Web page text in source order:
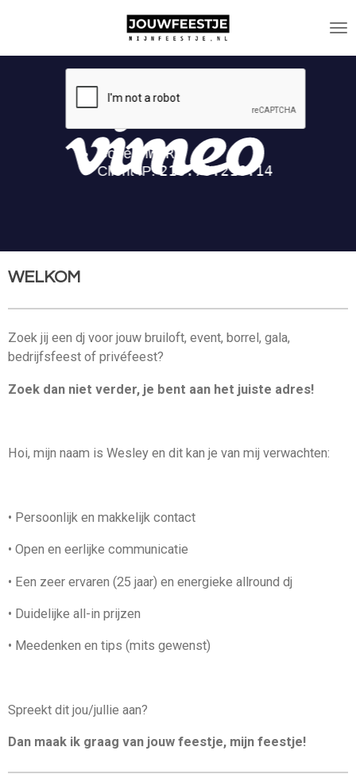
naar
WELKOM
Zoek jij een dj voor jouw bruiloft, event, borrel, gala,
bedrijfsfeest of privéfeest?
Zoek dan niet verder, je bent aan het juiste adres!
Hoi, mijn naam is Wesley en dit kan je van mij verwachten:
• Persoonlijk en makkelijk contact
• Open en eerlijke communicatie
• Een zeer ervaren (25 jaar) en energieke allround dj
• Duidelijke all-in prijzen
• Meedenken en tips (mits gewenst)
Spreekt dit jou/jullie aan?
Dan maak ik graag van jouw feestje, mijn feestje!